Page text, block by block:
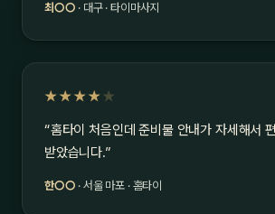
최○○ · 대구 · 타이마사지
★★★★ ★
“홈타이 처음인데 준비물 안내가 자세해서
받았습니다.”
한○○ · 서울 마포 · 홈타이